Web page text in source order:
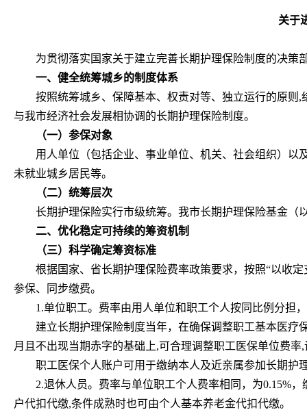
关于
为贯彻落实国家关于建立完善长期护理保险制度的决
一、健全统筹城乡的制度体系
按照统筹城乡、保障基本、权责对等、独立运行的原则
与我市经济社会发展相协调的长期护理保险制度。
（一）参保对象
用人单位（包括企业、事业单位、机关、社会组织）
未就业城乡居民等。
（二）统筹层次
长期护理保险实行市级统筹。我市长期护理保险基金（
二、优化稳定可持续的筹资机制
（三）科学确定筹资标准
根据国家、省长期护理保险费率政策要求，按照“以收
参保、同步缴费。
1.单位职工。费率由用人单位和职工个人按同比例分担
建立长期护理保险制度当年，在确保调整职工基本医疗
月且不出现当期赤字的基础上,可合理调整职工医保单位费
职工医保个人账户可用于缴纳本人及近亲属参加长期护
2.退休人员。费率与单位职工个人费率相同，为0.15%
户代扣代缴,条件成熟时也可由个人基本养老金代扣代缴。